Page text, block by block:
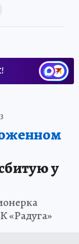
у
«Радуга»